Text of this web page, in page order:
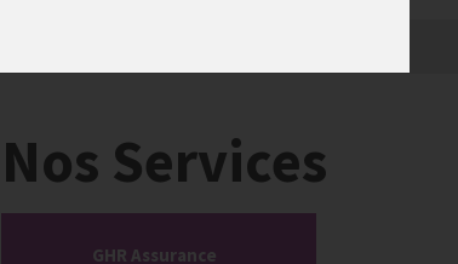
Nos Services
GHR Assurance